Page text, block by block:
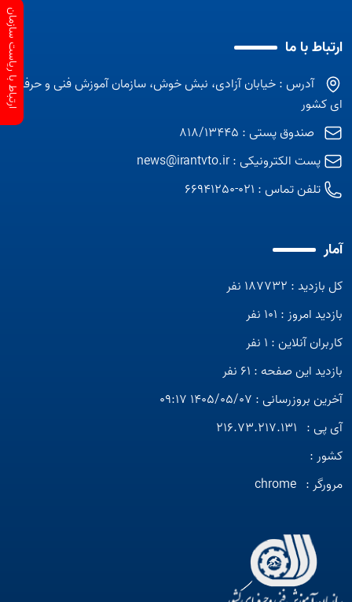
ارتباط با ما
آدرس : خیابان آزادی، نبش خوش، سازمان آموزش فنی و حرفه
ای کشور
صندوق پستی : 818/13445
پست الکترونیکی :news@irantvto.ir
تلفن تماس : 021-66941250
آمار
کل بازدید : 187732 نفر
بازدید امروز : 101 نفر
کاربران آنلاین : 1 نفر
بازدید این صفحه : 61 نفر
آخرین بروزرسانی : 1405/05/07 09:17
آی پی : 216.73.217.131
کشور :
مرورگر : chrome
ارتباط با ریاست سازمان